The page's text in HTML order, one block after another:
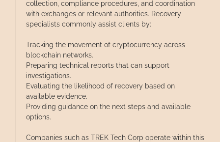
collection, compliance procedures, and coordination
with exchanges or relevant authorities. Recovery
specialists commonly assist clients by:
Tracking the movement of cryptocurrency across
blockchain networks.
Preparing technical reports that can support
investigations.
Evaluating the likelihood of recovery based on
available evidence.
Providing guidance on the next steps and available
options.
Companies such as TREK Tech Corp operate within this